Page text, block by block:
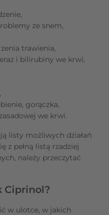
ze snem,
trawienia,
i bilirubiny we krwi,
gorączka,
we krwi.
listy możliwych działań
z pełną listą rzadziej
należy przeczytać
Ciprinol?
w ulotce, w jakich